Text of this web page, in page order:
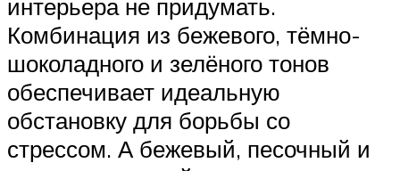
интерьера не придумать.
Комбинация из бежевого, тёмно-
шоколадного и зелёного тонов
обеспечивает идеальную
обстановку для борьбы со
стрессом. А бежевый, песочный и